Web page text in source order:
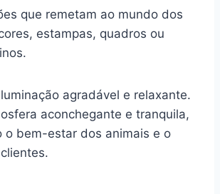
que remetam ao mundo dos
estampas, quadros ou
agradável e relaxante.
aconchegante e tranquila,
o bem-estar dos animais e o